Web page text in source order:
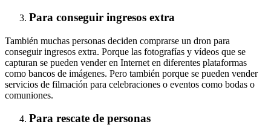
Para conseguir ingresos extra
También muchas personas deciden comprarse un dron para
conseguir ingresos extra. Porque las fotografías y vídeos que se
capturan se pueden vender en Internet en diferentes plataformas
como bancos de imágenes. Pero también porque se pueden vender
servicios de filmación para celebraciones o eventos como bodas o
comuniones.
Para rescate de personas